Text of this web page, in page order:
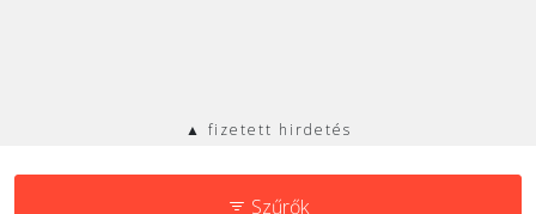
▲ fizetett hirdetés
Szűrők